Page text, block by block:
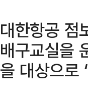
대한항공 점
배구교실을
을 대상으로